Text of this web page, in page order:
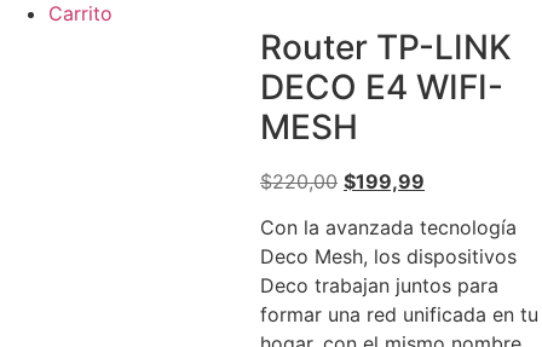
Carrito
Router TP-LINK
DECO E4 WIFI-
MESH
$220,00 El
original
era:
$220,00.
$199,99
actual
es:
$199,99.
Con la avanzada tecnología
Deco Mesh, los dispositivos
Deco trabajan juntos para
formar una red unificada en tu